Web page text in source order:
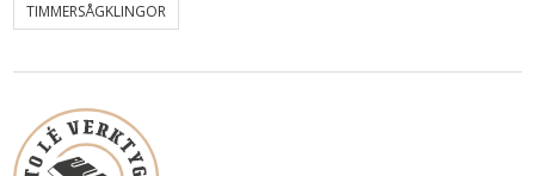
TIMMERSÅGKLINGOR